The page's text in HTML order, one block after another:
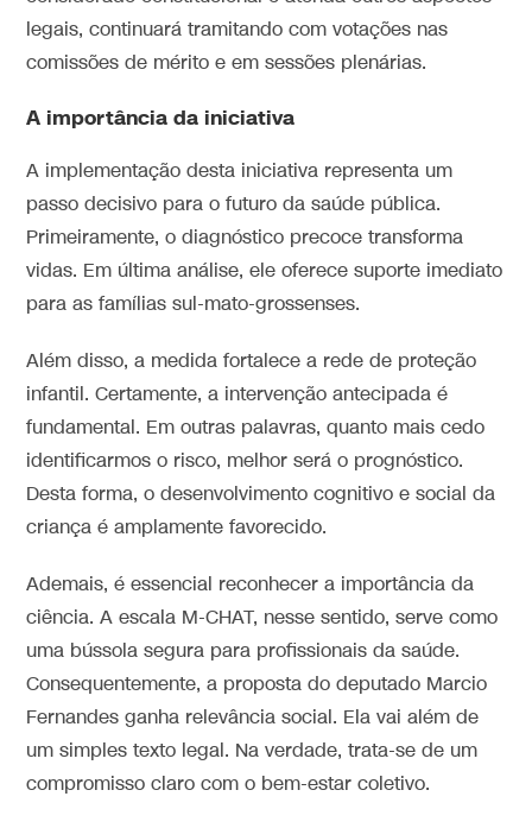
legais, continuará tramitando com votações nas
comissões de mérito e em sessões plenárias.
A importância da iniciativa
A implementação desta iniciativa representa um
passo decisivo para o futuro da saúde pública.
Primeiramente, o diagnóstico precoce transforma
vidas. Em última análise, ele oferece suporte imediato
para as famílias sul-mato-grossenses.
Além disso, a medida fortalece a rede de proteção
infantil. Certamente, a intervenção antecipada é
fundamental. Em outras palavras, quanto mais cedo
identificarmos o risco, melhor será o prognóstico.
Desta forma, o desenvolvimento cognitivo e social da
criança é amplamente favorecido.
Ademais, é essencial reconhecer a importância da
ciência. A escala M-CHAT, nesse sentido, serve como
uma bússola segura para profissionais da saúde.
Consequentemente, a proposta do deputado Marcio
Fernandes ganha relevância social. Ela vai além de
um simples texto legal. Na verdade, trata-se de um
compromisso claro com o bem-estar coletivo.